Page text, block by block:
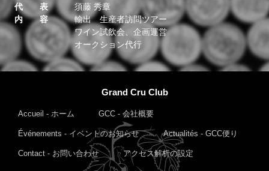
代表
須藤 秀章
内容
輸出 生産者訪問ツアー
ワイン試飲会、企画運営
オークション代行
Grand Cru Club
Accueil - ホーム GCC - 会社概要
Événements - イベントのお知らせ Actualités - GCC便り
Contact - お問い合わせ アクセス解析の設定